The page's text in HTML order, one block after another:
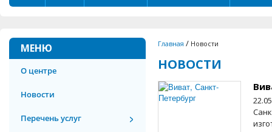
МЕНЮ
О центре
Новости
Перечень услуг
Главная / Новости
НОВОСТИ